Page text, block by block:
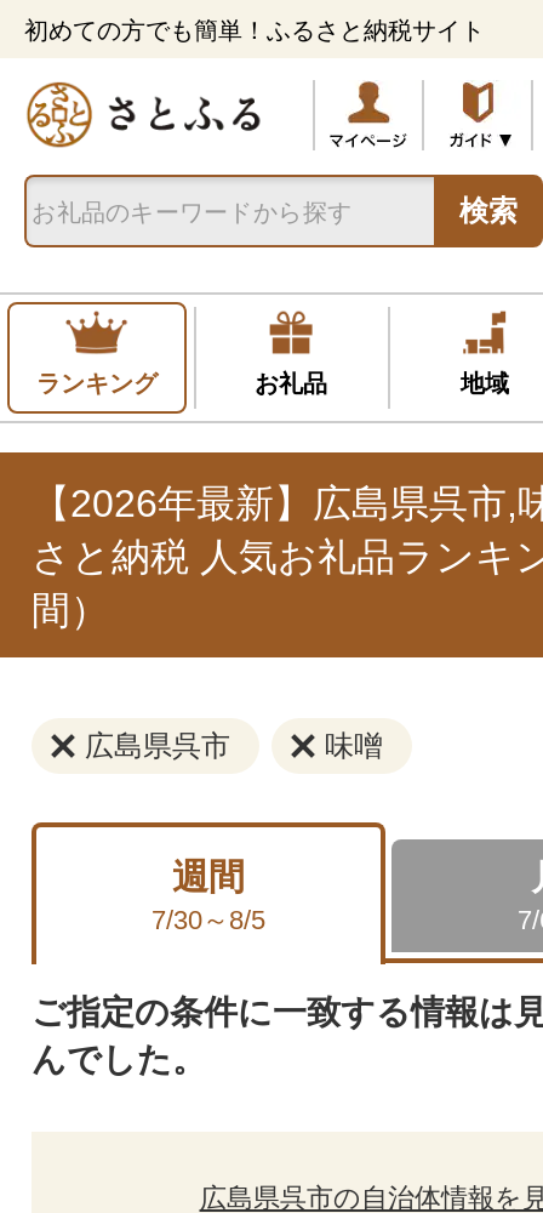
初めての方でも簡単！ふるさと納税サイト
検索
ランキング お礼品 地域
【2026年最新】広島県呉市,
さと納税 人気お礼品ランキ
間）
広島県呉市 味噌
週間
7/30～8/5
ご指定の条件に一致する情報は
んでした。
広島県呉市の自治体情報を